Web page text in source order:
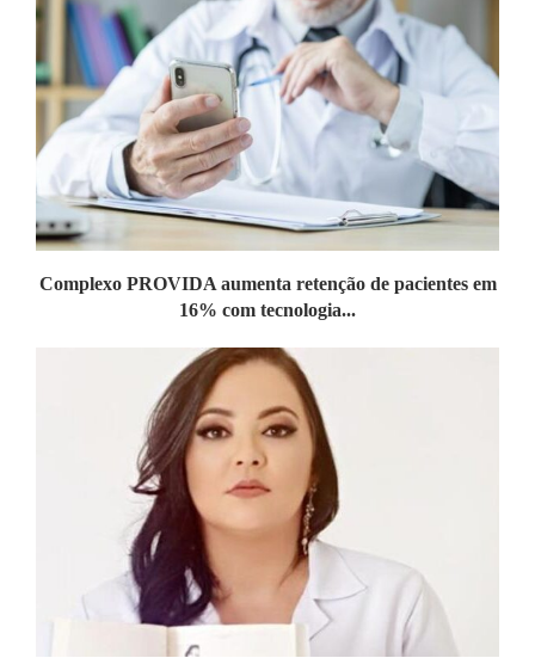
Complexo PROVIDA aumenta retenção de pacientes em
16% com tecnologia...